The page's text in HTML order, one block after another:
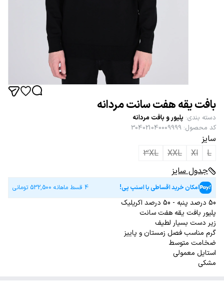
بافت یقه هفت سانت مردانه
دسته بندی: پلیور و بافت مردانه
کد محصول:
304021040009999
سایز
L
Xl
XXL
3XL
جدول سایز
امکان خرید اقساطی با اسنپ پی! 4 قسط ماهانه 532,500 تومانی
50 درصد پنبه - 50 درصد اکریلیک
پلیور بافت یقه هفت سانت
زیر دست بسیار لطیف
گرم مناسب فصل زمستان و پاییز
ضخامت متوسط
استایل معمولی
مشکی